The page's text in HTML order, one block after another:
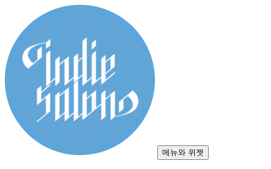
로
건
너
뛰
기
메뉴와 위젯